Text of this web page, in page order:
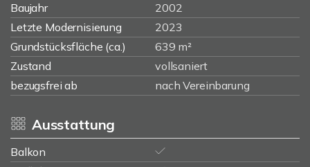
Baujahr
2002
Letzte Modernisierung
2023
Grundstücksfläche (ca.)
639 m²
Zustand
vollsaniert
bezugsfrei ab
nach Vereinbarung
Ausstattung
Balkon